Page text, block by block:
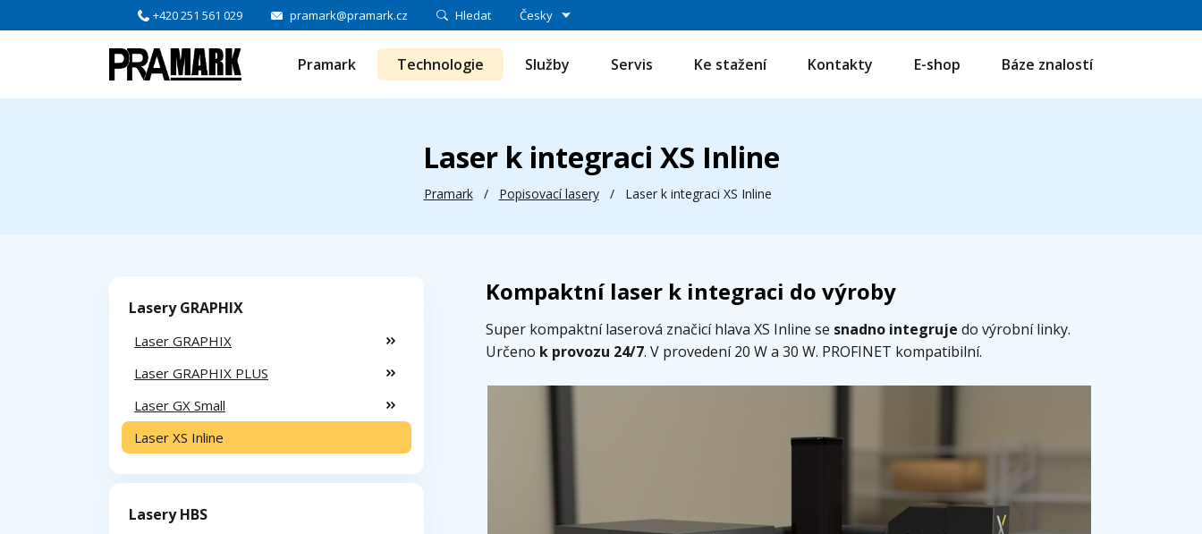
+420 251 561 029 pramark@pramark.cz Hledat Česky
Pramark Technologie Služby Servis Ke stažení Kontakty E-shop Báze znalostí
Laser k integraci XS Inline
Pramark / Popisovací lasery / Laser k integraci XS Inline
Lasery GRAPHIX
Laser GRAPHIX
Laser GRAPHIX PLUS
Laser GX Small
Laser XS Inline
Lasery HBS
Kompaktní laser k integraci do výroby
Super kompaktní laserová značicí hlava XS Inline se snadno integruje do výrobní linky.
Určeno k provozu 24/7. V provedení 20 W a 30 W. PROFINET kompatibilní.